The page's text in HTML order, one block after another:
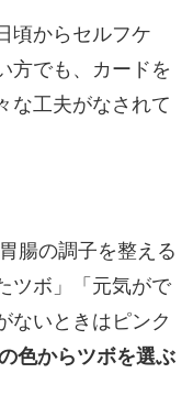
頃からセルフケ
でも、カードを
な工夫がなされて
腸の調子を整える
ツボ」「元気がで
ないときはピンク
色からツボを選ぶ